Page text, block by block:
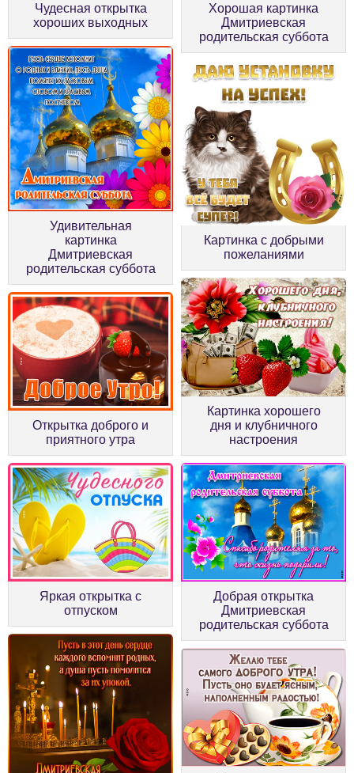
Чудесная открытка
хороших выходных
Хорошая картинка
Дмитриевская
родительская суббота
Удивительная
картинка
Дмитриевская
родительская суббота
Картинка с добрыми
пожеланиями
Открытка доброго и
приятного утра
Картинка хорошего
дня и клубничного
настроения
Яркая открытка с
отпуском
Добрая открытка
Дмитриевская
родительская суббота